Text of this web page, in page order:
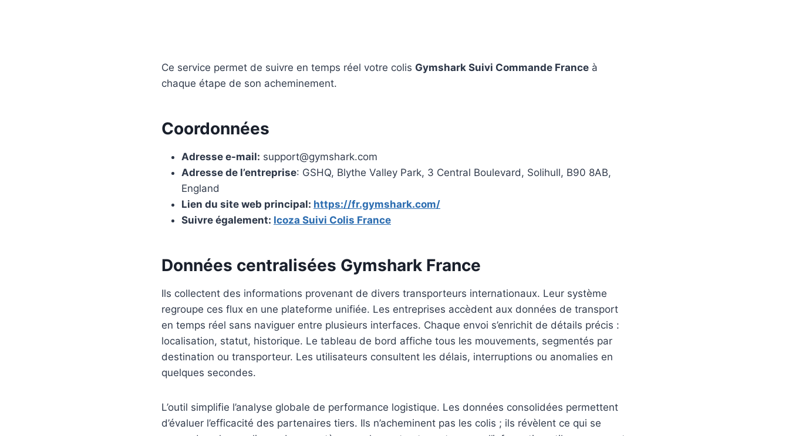
Ce service permet de suivre en temps réel votre colis Gymshark Suivi Commande France à
chaque étape de son acheminement.
Coordonnées
Adresse e-mail: support@gymshark.com
Adresse de l’entreprise: GSHQ, Blythe Valley Park, 3 Central Boulevard, Solihull, B90 8AB,
England
Lien du site web principal: https://fr.gymshark.com/
Suivre également: Icoza Suivi Colis France
Données centralisées Gymshark France
Ils collectent des informations provenant de divers transporteurs internationaux. Leur système
regroupe ces flux en une plateforme unifiée. Les entreprises accèdent aux données de transport
en temps réel sans naviguer entre plusieurs interfaces. Chaque envoi s’enrichit de détails précis :
localisation, statut, historique. Le tableau de bord affiche tous les mouvements, segmentés par
destination ou transporteur. Les utilisateurs consultent les délais, interruptions ou anomalies en
quelques secondes.
L’outil simplifie l’analyse globale de performance logistique. Les données consolidées permettent
d’évaluer l’efficacité des partenaires tiers. Ils n’acheminent pas les colis ; ils révèlent ce qui se